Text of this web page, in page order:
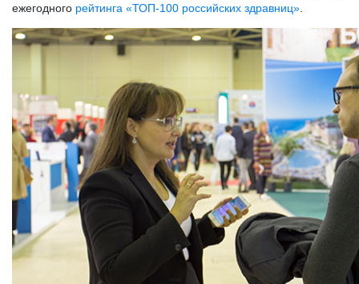
ежегодного рейтинга «ТОП-100 российских здравниц»